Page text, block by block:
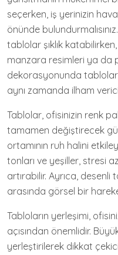
seçerken, iş yerinizin
önünde
tablolar şıklık
manzara resimleri ya da
dekorasyonunda
aynı zamanda ilham
Tablolar, ofisinizin renk
tamamen değiştirecek
ortamının ruh halini
tonları ve yeşiller, stresi
artırabilir. Ayrıca,
arasında görsel bir
Tabloların yerleşimi,
açısından önemlidir.
yerleştirilerek dikkat